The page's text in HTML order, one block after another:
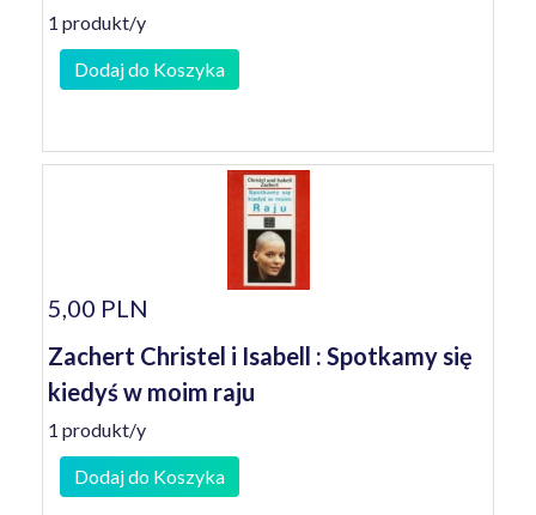
1 produkt/y
Dodaj do Koszyka
5,00 PLN
Zachert Christel i Isabell : Spotkamy się
kiedyś w moim raju
1 produkt/y
Dodaj do Koszyka